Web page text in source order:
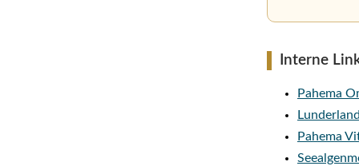
Interne
Pahema
Pahema